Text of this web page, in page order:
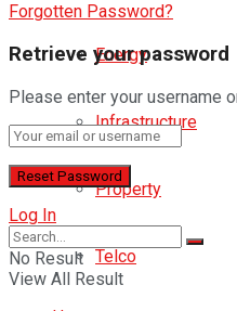
Energy
Infrastructure
Property
Telco
Forgotten Password?
Retrieve your password
Please enter your username
Log In
No Result
View All Result